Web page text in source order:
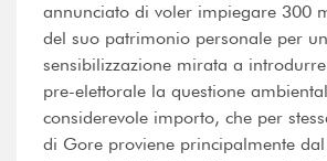
annunciato di voler impiegare 300
del suo patrimonio personale per
sensibilizzazione mirata a
pre-elettorale la questione
considerevole importo, che per
di Gore proviene principalmente